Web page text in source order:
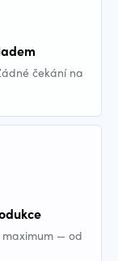
čekání na
maximum — od